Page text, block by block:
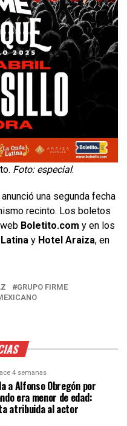
Foto: especial.
una segunda fecha
recinto. Los boletos
Boletito.com y en los
Latina y Hotel Araiza, en
GRUPO FIRME
4 semanas
a Alfonso Obregón por
era menor de edad:
atribuida al actor